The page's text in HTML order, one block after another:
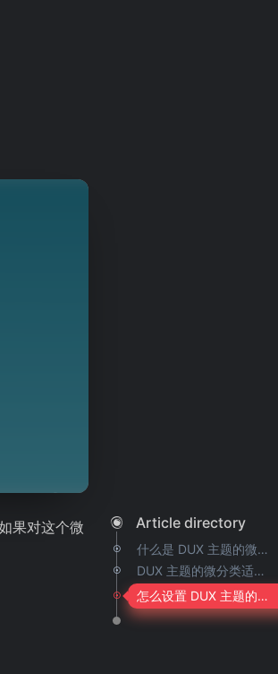
Article directory
什么是 DUX 主题的微分类？
DUX 主题的微分类适合那些场景？
怎么设置 DUX 主题的微分类？
果对这个微